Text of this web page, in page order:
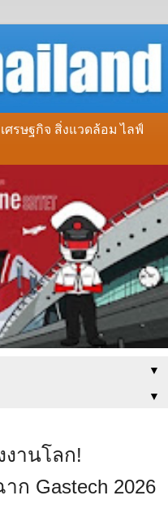
ศรษฐกิจ สิ่งแวดล้อม ไลฟ์
▼
▼
งานโลก!
ก Gastech 2026